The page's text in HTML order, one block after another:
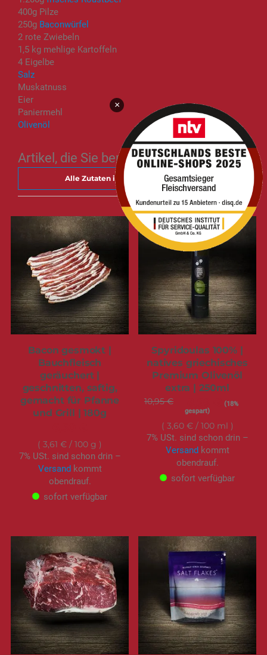
400g Pilze
250g Baconwürfel
2 rote Zwiebeln
1,5 kg mehlige Kartoffeln
4 Eigelbe
Salz
Muskatnuss
Eier
Paniermehl
Olivenöl
Artikel, die Sie benötigen
Alle Zutaten in den Warenkorb legen
Bacon gesmokt |
Bauchfleisch
geräuchert |
geschnitten, saftig,
gemacht für Pfanne
und Grill | 180g
3,61 € / 100 g
7% USt. sind schon drin –
Versandkommt
obendrauf.
sofort verfügbar
Spyridoulas 100% |
natives griechisches
Premium Olivenöl
extra | 250ml
10,95 € Sonderangebot
(18%
gespart)
3,60 €/ 100 ml
7% USt. sind schon drin –
Versandkommt
obendrauf.
sofort verfügbar
×